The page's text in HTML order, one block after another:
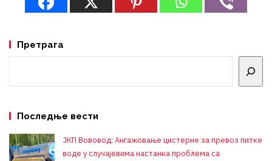
Претрага
Последње вести
ЈКП Вововод: Ангажовање цистерне за превоз питке
воде у случајевима настанка проблема са